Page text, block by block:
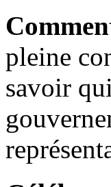
pleine
savoir